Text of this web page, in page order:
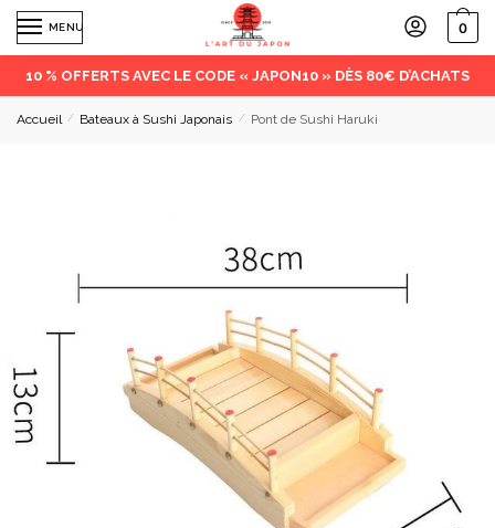
MENU 0
10 % OFFERTS AVEC LE CODE « JAPON10 » DÈS 80€ D’ACHATS
Accueil / Bateaux à Sushi Japonais / Pont de Sushi Haruki